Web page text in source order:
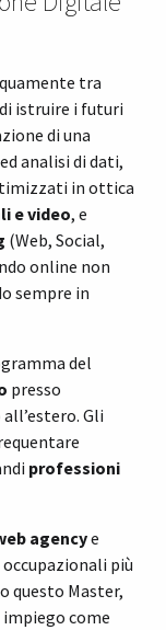
tra
istruire i futuri
di una
analisi di dati,
in ottica
e video, e
(Web, Social,
online non
sempre in
del
presso
Gli
professioni
agencye
più
questo Master,
come